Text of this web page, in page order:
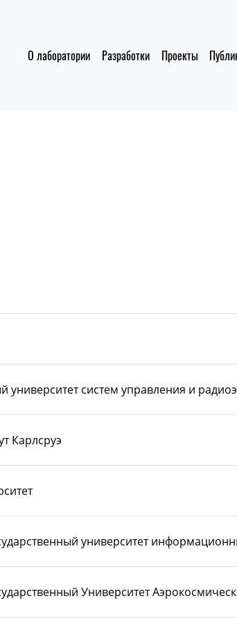
О лаборатории Разработки Проекты
университет систем управления и
Карлсруэ
университет
Университет